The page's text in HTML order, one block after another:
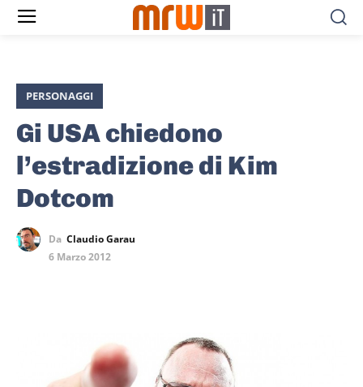
PERSONAGGI
Gi USA chiedono
l’estradizione di Kim
Dotcom
Da Claudio Garau
6 Marzo 2012